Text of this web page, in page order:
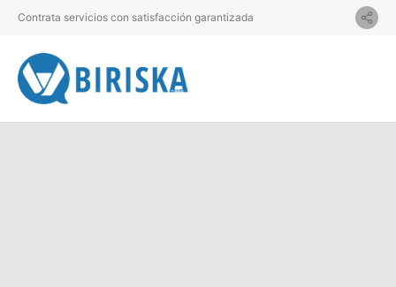
Contrata servicios con satisfacción garantizada